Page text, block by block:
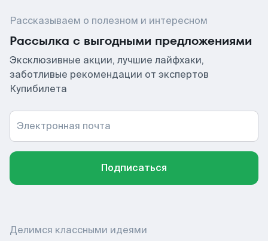
Рассказываем о полезном и интересном
Рассылка с выгодными предложениями
Эксклюзивные акции, лучшие лайфхаки,
заботливые рекомендации от экспертов
Купибилета
Электронная почта
Подписаться
Делимся классными идеями